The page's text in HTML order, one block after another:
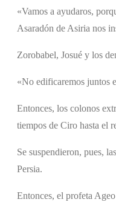
«Vamos a ayudaros,
Asaradón de Asiria nos
Zorobabel, Josué y los
«No edificaremos juntos
Entonces, los colonos
tiempos de Ciro hasta el
Se suspendieron, pues,
Persia.
Entonces, el profeta